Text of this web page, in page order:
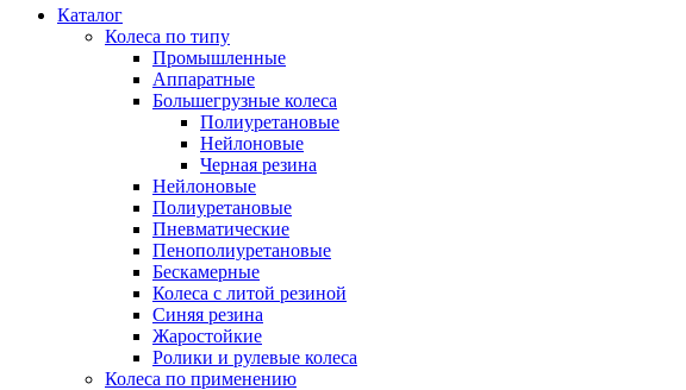
Каталог
Колеса по типу
Промышленные
Аппаратные
Большегрузные колеса
Полиуретановые
Нейлоновые
Черная резина
Нейлоновые
Полиуретановые
Пневматические
Пенополиуретановые
Бескамерные
Колеса с литой резиной
Синяя резина
Жаростойкие
Ролики и рулевые колеса
Колеса по применению